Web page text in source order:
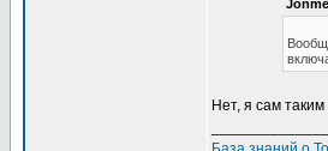
Нет, я сам